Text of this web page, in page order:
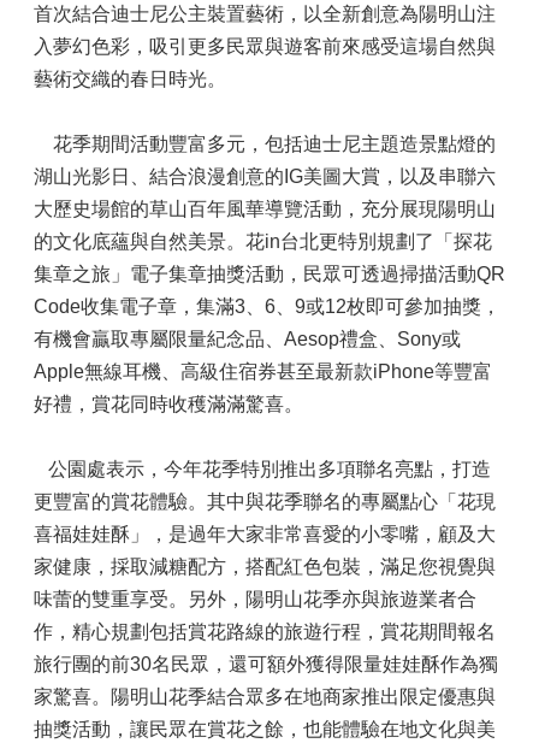
首次結合迪士尼公主裝置藝術，以全新創意為陽明山注
入夢幻色彩，吸引更多民眾與遊客前來感受這場自然與
藝術交織的春日時光。
花季期間活動豐富多元，包括迪士尼主題造景點燈的
湖山光影日、結合浪漫創意的IG美圖大賞，以及串聯六
大歷史場館的草山百年風華導覽活動，充分展現陽明山
的文化底蘊與自然美景。花in台北更特別規劃了「探花
集章之旅」電子集章抽獎活動，民眾可透過掃描活動QR
Code收集電子章，集滿3、6、9或12枚即可參加抽獎，
有機會贏取專屬限量紀念品、Aesop禮盒、Sony或
Apple無線耳機、高級住宿券甚至最新款iPhone等豐富
好禮，賞花同時收穫滿滿驚喜。
公園處表示，今年花季特別推出多項聯名亮點，打造
更豐富的賞花體驗。其中與花季聯名的專屬點心「花現
喜福娃娃酥」，是過年大家非常喜愛的小零嘴，顧及大
家健康，採取減糖配方，搭配紅色包裝，滿足您視覺與
味蕾的雙重享受。另外，陽明山花季亦與旅遊業者合
作，精心規劃包括賞花路線的旅遊行程，賞花期間報名
旅行團的前30名民眾，還可額外獲得限量娃娃酥作為獨
家驚喜。陽明山花季結合眾多在地商家推出限定優惠與
抽獎活動，讓民眾在賞花之餘，也能體驗在地文化與美